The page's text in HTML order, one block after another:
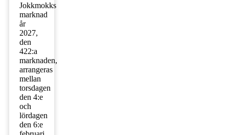
Jokkmokks
marknad
år
2027,
den
422:a
marknaden,
arrangeras
mellan
torsdagen
den 4:e
och
lördagen
den 6:e